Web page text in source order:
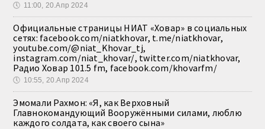
🕔 11:00, 20.Апр 2024
Официальные страницы НИАТ «Ховар» в социальных
сетях: facebook.com/niatkhovar, t.me/niatkhovar,
youtube.com/@niat_Khovar_tj,
instagram.com/niat_khovar/, twitter.com/niatkhovar,
Радио Ховар 101.5 fm, facebook.com/khovarfm/
🕔 10:55, 20.Апр 2024
Эмомали Рахмон: «Я, как Верховный
Главнокомандующий Вооружёнными силами, люблю
каждого солдата, как своего сына»